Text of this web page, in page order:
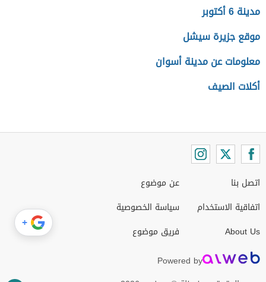
مدينة 6 أكتوبر
موقع جزيرة سيشل
معلومات عن مدينة أسوان
أكلات الصيف
اتصل بنا
اتفاقية الاستخدام
About Us
عن موضوع
سياسة الخصوصية
فريق موضوع
Powered by
+